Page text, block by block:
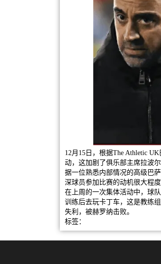
12月15日，根据The Athletic
动，这加剧了俱乐部主席拉波
据一位熟悉内部情况的高级巴
深球员参加比赛的动机很大程
在上周的一次集体活动中，球
训练后去玩卡丁车，这是教练
失利，被赫罗纳击败。
标签：